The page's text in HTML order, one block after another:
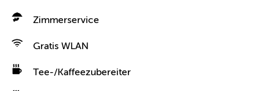
Zimmerservice
Gratis WLAN
Tee-/Kaffeezubereiter